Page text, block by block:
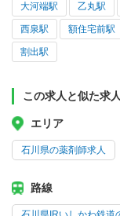
大河端駅 乙丸駅
西泉駅 額住宅前駅
割出駅
この求人と似た求
エリア
石川県の薬剤師求人
路線